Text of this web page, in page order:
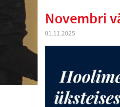
Novembri
01.11.2025